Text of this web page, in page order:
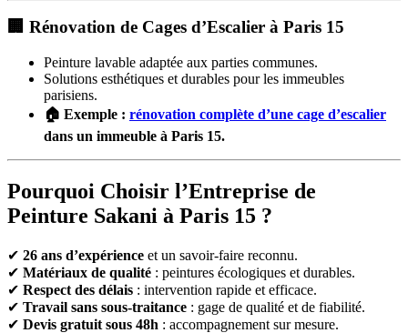
🏢 Rénovation de Cages d’Escalier à Paris 15
Peinture lavable adaptée aux parties communes.
Solutions esthétiques et durables pour les immeubles
parisiens.
🏠 Exemple : rénovation complète d’une cage d’escalier
dans un immeuble à Paris 15.
Pourquoi Choisir l’Entreprise de
Peinture Sakani à Paris 15 ?
✔ 26 ans d’expérience et un savoir-faire reconnu.
✔ Matériaux de qualité : peintures écologiques et durables.
✔ Respect des délais : intervention rapide et efficace.
✔ Travail sans sous-traitance : gage de qualité et de fiabilité.
✔ Devis gratuit sous 48h : accompagnement sur mesure.